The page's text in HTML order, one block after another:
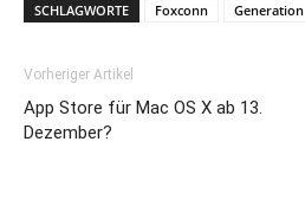
SCHLAGWORTE Foxconn Generation
Vorheriger Artikel
App Store für Mac OS X ab 13.
Dezember?